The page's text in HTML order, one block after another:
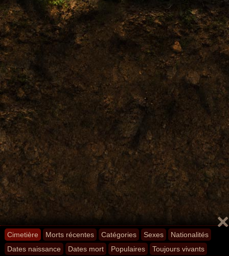
Cimetière Morts récentes Catégories Sexes
Nationalités
Dates naissance
Dates mort Populaires Toujours vivants